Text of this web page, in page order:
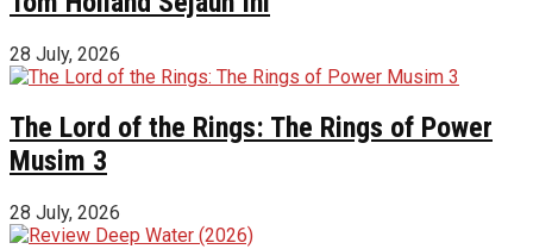
28 July, 2026
The Lord of the Rings: The Rings of Power
Musim 3
28 July, 2026